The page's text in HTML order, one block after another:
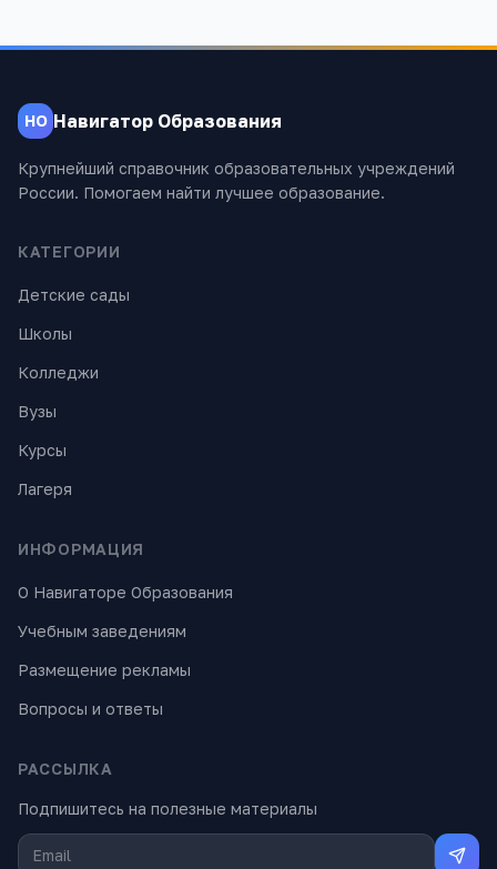
НО Навигатор Образования
Крупнейший справочник образовательных учреждений
России. Помогаем найти лучшее образование.
КАТЕГОРИИ
Детские сады
Школы
Колледжи
Вузы
Курсы
Лагеря
ИНФОРМАЦИЯ
О Навигаторе Образования
Учебным заведениям
Размещение рекламы
Вопросы и ответы
РАССЫЛКА
Подпишитесь на полезные материалы